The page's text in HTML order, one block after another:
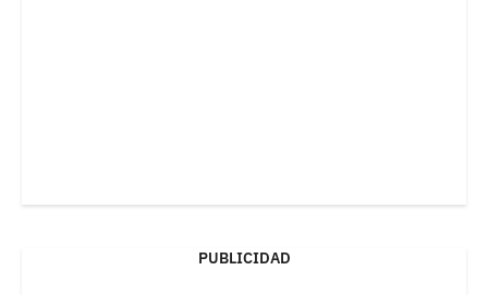
PUBLICIDAD